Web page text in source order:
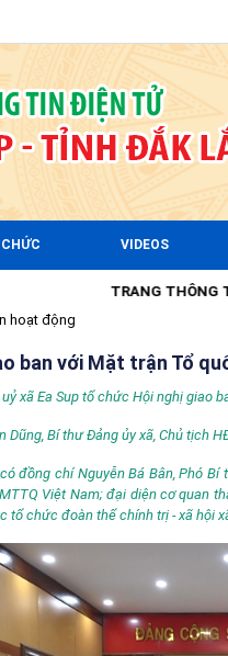
VIDEOS
THÔNG TIN ĐIỆN TỬ XÃ EA SÚP
hoạt động
ban với Mặt trận Tổ
xã Ea Sup tổ chức Hội nghị giao
Dũng, Bí thư Đảng ủy xã, Chủ tịch
đồng chí Nguyễn Bá Bân, Phó Bí
Việt Nam; đại diện cơ quan
tổ chức đoàn thể chính trị - xã hội